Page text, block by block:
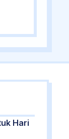
Hari